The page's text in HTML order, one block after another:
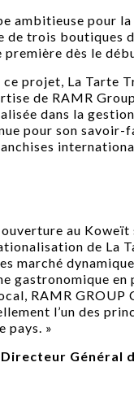
ambitieuse pour la
de trois boutiques
première dès le
ce projet, La Tarte
de RAMR
dans la
pour son savoir-
au Koweït
de La
marché
gastronomique en
RAMR GROUP
l’un des
pays. »
Général